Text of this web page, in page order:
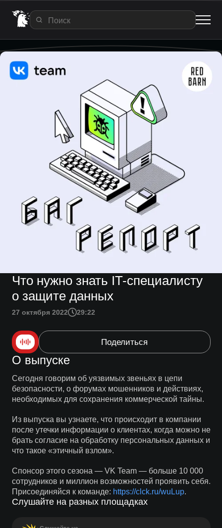
Что нужно знать IT-специалисту
о защите данных
27 октября 2022 29:22
Поделиться
О выпуске
Сегодня говорим об уязвимых звеньях в цепи
безопасности, о форумах мошенников и действиях,
необходимых для сохранения коммерческой тайны.
Из выпуска вы узнаете, что происходит в компании
после утечки информации о клиентах, когда можно не
брать согласие на обработку персональных данных и
что такое «этичный взлом».
Спонсор этого сезона — VK Team — больше 10 000
сотрудников и миллион возможностей проявить себя.
Присоединяйся к команде: https://clck.ru/wuLup.
Слушайте на разных площадках